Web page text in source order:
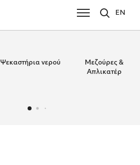
EN
Ψεκαστήρια νερού
Μεζούρες &
Απλικατέρ